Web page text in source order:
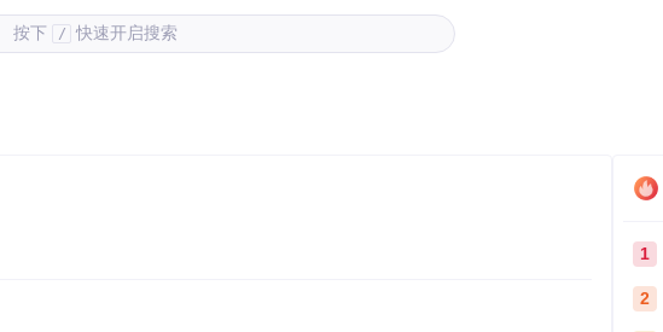
按下 / 快速开启搜索
1
2